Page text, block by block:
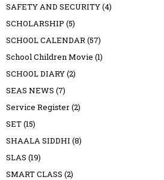
SAFETY AND SECURITY(4)
SCHOLARSHIP (5)
SCHOOL CALENDAR(57)
School Children Movie (1)
SCHOOL DIARY(2)
SEAS NEWS (7)
Service Register(2)
SET(15)
SHAALA SIDDHI (8)
SLAS (19)
SMART CLASS (2)